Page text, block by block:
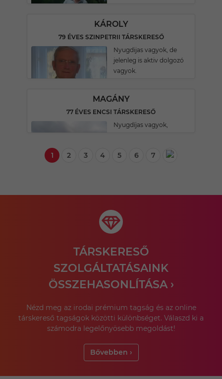
KÁROLY
79 ÉVES SZINPETRII TÁRSKERESŐ
Nyugdijas vagyok, de
jelenleg is aktiv dolgozó
vagyok.
MAGÁNY
77 ÉVES ENCSI TÁRSKERESŐ
Nyugdíjas vagyok,
1 2 3 4 5 6 7
TÁRSKERESŐ
SZOLGÁLTATÁSAINK
ÖSSZEHASONLÍTÁSA ›
Nézd meg az irodai prémium tagság és az online
társkereső tagságok közötti különbséget. Válaszd ki a
számodra legelőnyösebb megoldást!
Bővebben ›